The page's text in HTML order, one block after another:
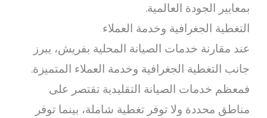
بمعايير الجودة العالمية.
التغطية الجغرافية وخدمة العملاء
عند مقارنة خدمات الصيانة المحلية بفريش، يبرز
جانب التغطية الجغرافية وخدمة العملاء المتميزة.
فمعظم خدمات الصيانة التقليدية تقتصر على
مناطق محددة ولا توفر تغطية شاملة، بينما توفر